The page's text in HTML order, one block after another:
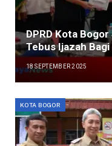
DPRD Kota
Tebus Ijazah
18 SEPTEMBER 2025
KOTA BOGOR